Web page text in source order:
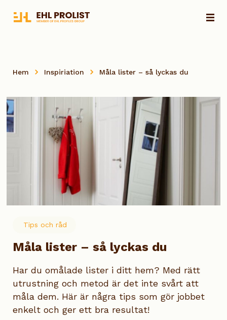
Hem Inspiriation Måla lister – så lyckas du
Tips och råd
Måla lister – så lyckas du
Har du omålade lister i ditt hem? Med rätt
utrustning och metod är det inte svårt att
måla dem. Här är några tips som gör jobbet
enkelt och ger ett bra resultat!